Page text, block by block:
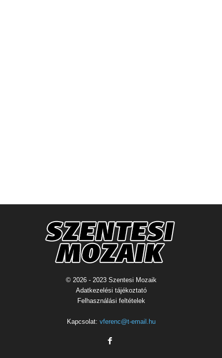
© 2026 - 2023 Szentesi Mozaik
Adatkezelési tájékoztató
Felhasználási feltételek
Kapcsolat: vferenc@t-email.hu